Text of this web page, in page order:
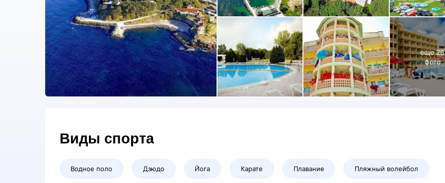
еще26
фото
Виды спорта
Водное поло Дзюдо Йога Карате Плавание Пляжный волейбол